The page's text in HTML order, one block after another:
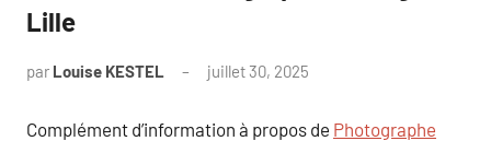
Lille
par Louise KESTEL juillet 30, 2025
Complément d’information à propos de Photographe